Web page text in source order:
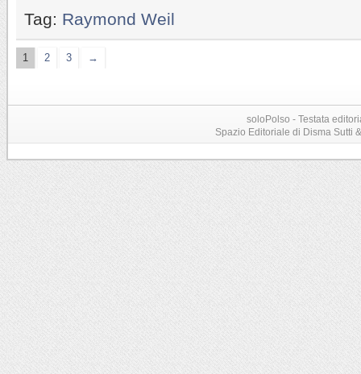
Tag: Raymond Weil
1 2 3 →
soloPolso - Testata
Spazio Editoriale di Disma Sutti